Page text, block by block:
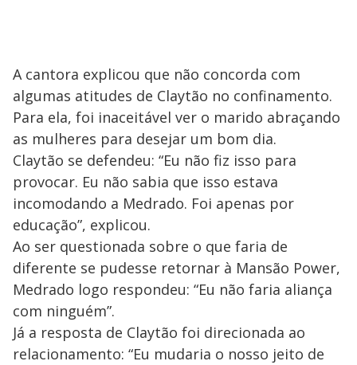
A cantora explicou que não concorda com
algumas atitudes de Claytão no confinamento.
Para ela, foi inaceitável ver o marido abraçando
as mulheres para desejar um bom dia.
Claytão se defendeu: “Eu não fiz isso para
provocar. Eu não sabia que isso estava
incomodando a Medrado. Foi apenas por
educação”, explicou.
Ao ser questionada sobre o que faria de
diferente se pudesse retornar à Mansão Power,
Medrado logo respondeu: “Eu não faria aliança
com ninguém”.
Já a resposta de Claytão foi direcionada ao
relacionamento: “Eu mudaria o nosso jeito de